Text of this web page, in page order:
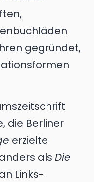
gegründet,
die Berliner
erzielte
als Die
Links-